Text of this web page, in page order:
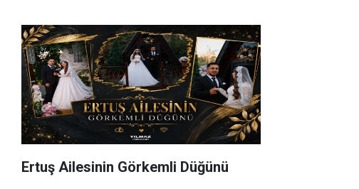
Ertuş Ailesinin Görkemli Düğünü